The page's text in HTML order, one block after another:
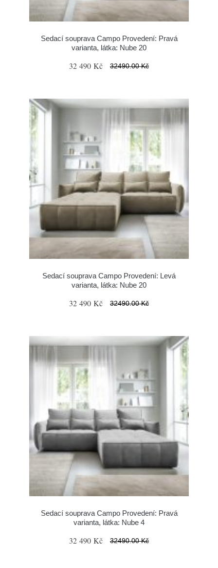
Sedací souprava Campo Provedení: Pravá
varianta, látka: Nube 20
32 490 Kč 32490.00 Kč
Sedací souprava Campo Provedení: Levá
varianta, látka: Nube 20
32 490 Kč 32490.00 Kč
Sedací souprava Campo Provedení: Pravá
varianta, látka: Nube 4
32 490 Kč 32490.00 Kč